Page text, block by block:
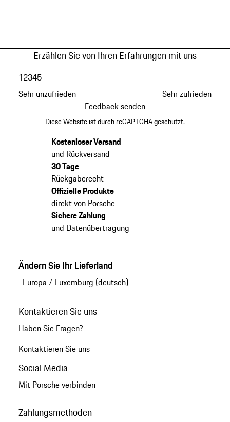
Erzählen Sie von Ihren Erfahrungen mit uns
Sehr unzufrieden
12345
Sehr zufrieden
Feedback senden
Diese Website ist durch reCAPTCHA geschützt.
Kostenloser Versand
und Rückversand
30 Tage
Rückgaberecht
Offizielle Produkte
direkt von Porsche
Sichere Zahlung
und Datenübertragung
Ändern Sie Ihr Lieferland
Europa / Luxemburg (deutsch)
Kontaktieren Sie uns
Haben Sie Fragen?
Kontaktieren Sie uns
Social Media
Mit Porsche verbinden
Zahlungsmethoden